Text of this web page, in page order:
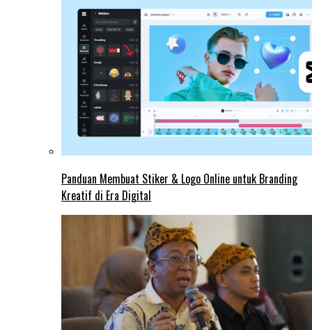
Panduan Membuat Stiker & Logo Online untuk Branding
Kreatif di Era Digital